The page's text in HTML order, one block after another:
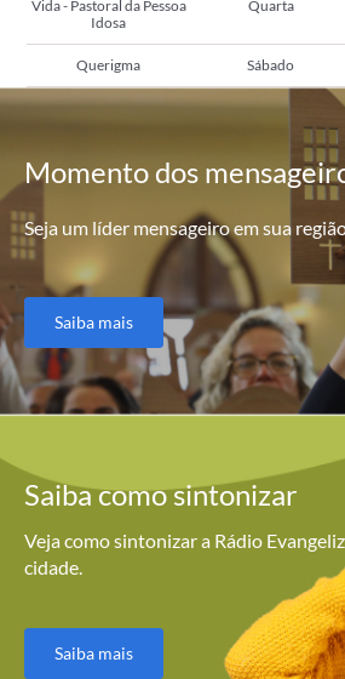
Vida - Pastoral da Pessoa
Idosa
Quarta
Querigma Sábado
Momentodos
Seja um líder mensageiro em sua
Saiba mais
Saiba comosintonizar
Veja como sintonizar a Rádio
cidade.
Saiba mais